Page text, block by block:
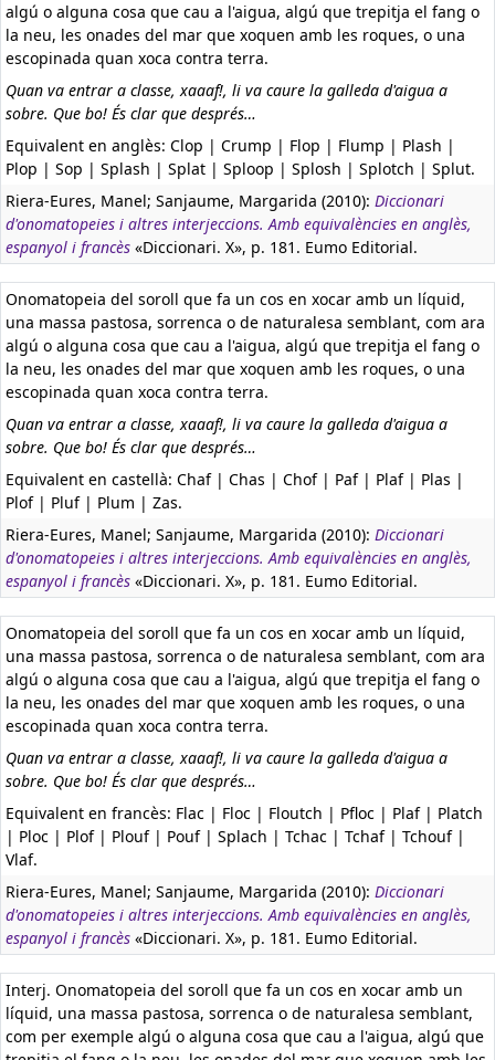
algú o alguna cosa que cau a l'aigua, algú que trepitja el fang o
la neu, les onades del mar que xoquen amb les roques, o una
escopinada quan xoca contra terra.
Quan va entrar a classe, xaaaf!, li va caure la galleda d'aigua a
sobre. Que bo! És clar que després…
Equivalent en anglès: Clop | Crump | Flop | Flump | Plash |
Plop | Sop | Splash | Splat | Sploop | Splosh | Splotch | Splut.
Riera-Eures, Manel; Sanjaume, Margarida (2010): Diccionari
d'onomatopeies i altres interjeccions. Amb equivalències en anglès,
espanyol i francès «Diccionari. X», p. 181. Eumo Editorial.
Onomatopeia del soroll que fa un cos en xocar amb un líquid,
una massa pastosa, sorrenca o de naturalesa semblant, com ara
algú o alguna cosa que cau a l'aigua, algú que trepitja el fang o
la neu, les onades del mar que xoquen amb les roques, o una
escopinada quan xoca contra terra.
Quan va entrar a classe, xaaaf!, li va caure la galleda d'aigua a
sobre. Que bo! És clar que després…
Equivalent en castellà: Chaf | Chas | Chof | Paf | Plaf | Plas |
Plof | Pluf | Plum | Zas.
Riera-Eures, Manel; Sanjaume, Margarida (2010): Diccionari
d'onomatopeies i altres interjeccions. Amb equivalències en anglès,
espanyol i francès «Diccionari. X», p. 181. Eumo Editorial.
Onomatopeia del soroll que fa un cos en xocar amb un líquid,
una massa pastosa, sorrenca o de naturalesa semblant, com ara
algú o alguna cosa que cau a l'aigua, algú que trepitja el fang o
la neu, les onades del mar que xoquen amb les roques, o una
escopinada quan xoca contra terra.
Quan va entrar a classe, xaaaf!, li va caure la galleda d'aigua a
sobre. Que bo! És clar que després…
Equivalent en francès: Flac | Floc | Floutch | Pfloc | Plaf | Platch
| Ploc | Plof | Plouf | Pouf | Splach | Tchac | Tchaf | Tchouf |
Vlaf.
Riera-Eures, Manel; Sanjaume, Margarida (2010): Diccionari
d'onomatopeies i altres interjeccions. Amb equivalències en anglès,
espanyol i francès «Diccionari. X», p. 181. Eumo Editorial.
Interj. Onomatopeia del soroll que fa un cos en xocar amb un
líquid, una massa pastosa, sorrenca o de naturalesa semblant,
com per exemple algú o alguna cosa que cau a l'aigua, algú que